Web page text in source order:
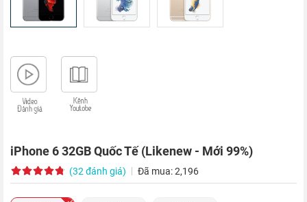
iPhone 6 32GB Quốc Tế (Likenew - Mới 99%)
(32 đánh giá) Đã mua: 2,196